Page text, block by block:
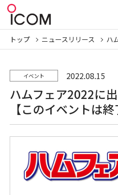
トップ ニュースリリース ハ
イベント 2022.08.15
ハムフェア2022に出
【このイベントは